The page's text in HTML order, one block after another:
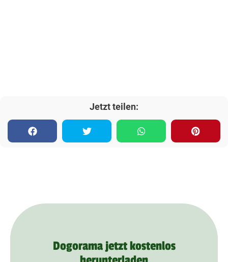
Jetzt teilen:
Dogorama jetzt kostenlos